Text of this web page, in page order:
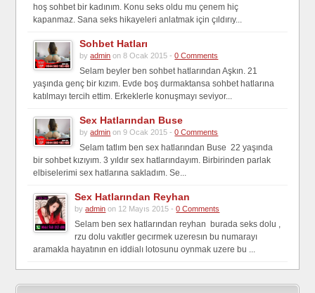
hoş sohbet bir kadınım. Konu seks oldu mu çenem hiç
kapanmaz. Sana seks hikayeleri anlatmak için çıldırıy...
Sohbet Hatları
byadmin on 8 Ocak 2015 -0 Comments
Selam beyler ben sohbet hatlarından Aşkın. 21
yaşında genç bir kızım. Evde boş durmaktansa sohbet hatlarına
katılmayı tercih ettim. Erkeklerle konuşmayı seviyor...
Sex Hatlarından Buse
byadmin on 9 Ocak 2015 -0 Comments
Selam tatlım ben sex hatlarından Buse 22 yaşında
bir sohbet kızıyım. 3 yıldır sex hatlarındayım. Birbirinden parlak
elbiselerimi sex hatlarına sakladım. Se...
Sex Hatlarından Reyhan
byadmin on 12 Mayıs 2015 -0 Comments
Selam ben sex hatlarından reyhan burada seks dolu ,
rzu dolu vakıtler gecırmek uzeresın bu numarayı
aramakla hayatının en iddialı lotosunu oynmak uzere bu ...